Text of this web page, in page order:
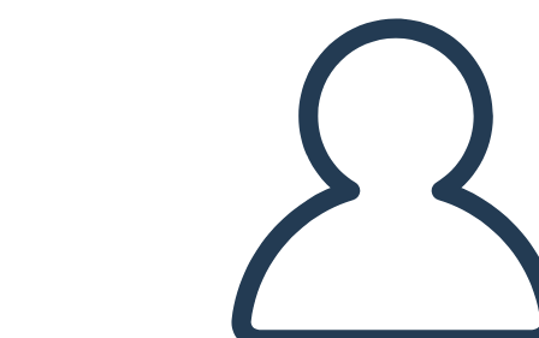
Skopiuj tę scenorys
STWÓRZ SCENORYS
ODTWARZANIE POKAZU SLAJDÓW
PRZECZYTAJ MI